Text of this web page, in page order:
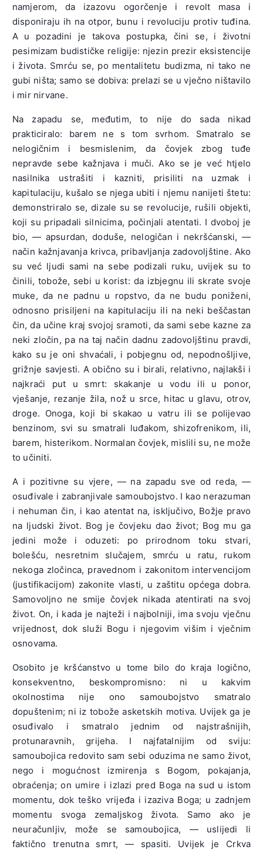
namjerom, da izazovu ogorčenje i revolt masa i
disponiraju ih na otpor, bunu i revoluciju protiv tuđina.
A u pozadini je takova postupka, čini se, i životni
pesimizam budističke religije: njezin prezir eksistencije
i života. Smrću se, po mentalitetu budizma, ni tako ne
gubi ništa; samo se dobiva: prelazi se u vječno ništavilo
i mir nirvane.
Na zapadu se, međutim, to nije do sada nikad
prakticiralo: barem ne s tom svrhom. Smatralo se
nelogičnim i besmislenim, da čovjek zbog tuđe
nepravde sebe kažnjava i muči. Ako se je već htjelo
nasilnika ustrašiti i kazniti, prisiliti na uzmak i
kapitulaciju, kušalo se njega ubiti i njemu nanijeti štetu:
demonstriralo se, dizale su se revolucije, rušili objekti,
koji su pripadali silnicima, počinjali atentati. I dvoboj je
bio, — apsurdan, doduše, nelogičan i nekršćanski, —
način kažnjavanja krivca, pribavljanja zadovoljštine. Ako
su već ljudi sami na sebe podizali ruku, uvijek su to
činili, tobože, sebi u korist: da izbjegnu ili skrate svoje
muke, da ne padnu u ropstvo, da ne budu poniženi,
odnosno prisiljeni na kapitulaciju ili na neki beščastan
čin, da učine kraj svojoj sramoti, da sami sebe kazne za
neki zločin, pa na taj način dadnu zadovoljštinu pravdi,
kako su je oni shvaćali, i pobjegnu od, nepodnošljive,
grižnje savjesti. A obično su i birali, relativno, najlakši i
najkraći put u smrt: skakanje u vodu ili u ponor,
vješanje, rezanje žila, nož u srce, hitac u glavu, otrov,
droge. Onoga, koji bi skakao u vatru ili se polijevao
benzinom, svi su smatrali luđakom, shizofrenikom, ili,
barem, histerikom. Normalan čovjek, mislili su, ne može
to učiniti.
A i pozitivne su vjere, — na zapadu sve od reda, —
osuđivale i zabranjivale samoubojstvo. I kao nerazuman
i nehuman čin, i kao atentat na, isključivo, Božje pravo
na ljudski život. Bog je čovjeku dao život; Bog mu ga
jedini može i oduzeti: po prirodnom toku stvari,
bolešću, nesretnim slučajem, smrću u ratu, rukom
nekoga zločinca, pravednom i zakonitom intervencijom
(justifikacijom) zakonite vlasti, u zaštitu općega dobra.
Samovoljno ne smije čovjek nikada atentirati na svoj
život. On, i kada je najteži i najbolniji, ima svoju vječnu
vrijednost, dok služi Bogu i njegovim višim i vječnim
osnovama.
Osobito je kršćanstvo u tome bilo do kraja logično,
konsekventno, beskompromisno: ni u kakvim
okolnostima nije ono samoubojstvo smatralo
dopuštenim; ni iz tobože asketskih motiva. Uvijek ga je
osuđivalo i smatralo jednim od najstrašnijih,
protunaravnih, grijeha. I najfatalnijim od sviju:
samoubojica redovito sam sebi oduzima ne samo život,
nego i mogućnost izmirenja s Bogom, pokajanja,
obraćenja; on umire i izlazi pred Boga na sud u istom
momentu, dok teško vrijeđa i izaziva Boga; u zadnjem
momentu svoga zemaljskog života. Samo ako je
neuračunljiv, može se samoubojica, — uslijedi li
faktično trenutna smrt, — spasiti. Uvijek je Crkva